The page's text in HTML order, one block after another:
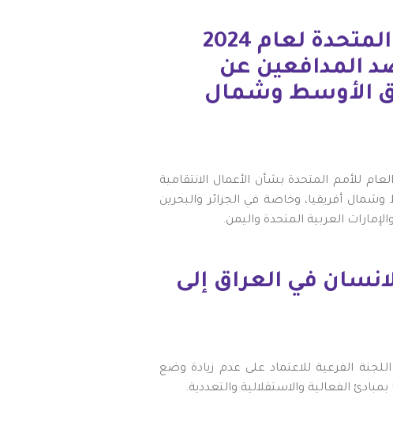
يسلط تقرير الأمين العام للأمم المتحدة لعام 2024
المدافعين عن
الأوسط وشمال
للأمم المتحدة بشأن الأعمال الانتقامية
أفريقيا، وخاصة في الجزائر والبحرين
العربية المتحدة واليمن.
في العراق إلى
لحقوق الإنسان اللجنة الفرعية للاعتماد على عدم زيادة وضع
الفعالية والاستقلالية والتعددية.